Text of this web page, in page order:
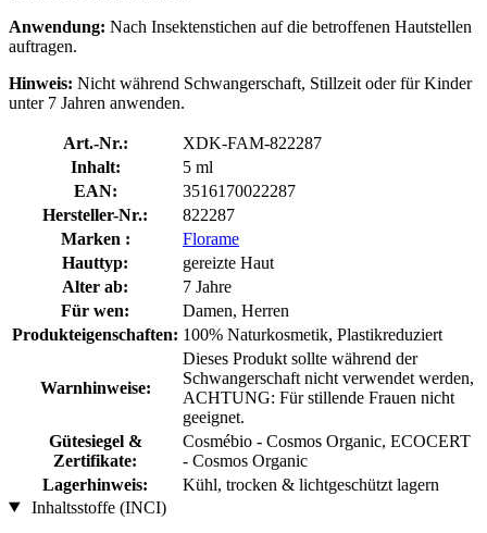
Anwendung: Nach Insektenstichen auf die betroffenen Hautstellen
auftragen.
Hinweis: Nicht während Schwangerschaft, Stillzeit oder für Kinder
unter 7 Jahren anwenden.
Art.-Nr.:
XDK-FAM-822287
Inhalt:
5 ml
EAN:
3516170022287
Hersteller-Nr.:
822287
Marken :
Florame
Hauttyp:
gereizte Haut
Alter ab:
7 Jahre
Für wen:
Damen, Herren
Produkteigenschaften: 100% Naturkosmetik, Plastikreduziert
Warnhinweise:
Dieses Produkt sollte während der
Schwangerschaft nicht verwendet werden,
ACHTUNG: Für stillende Frauen nicht
geeignet.
Gütesiegel &
Zertifikate:
Cosmébio - Cosmos Organic, ECOCERT
- Cosmos Organic
Lagerhinweis:
Kühl, trocken & lichtgeschützt lagern
Inhaltsstoffe (INCI)